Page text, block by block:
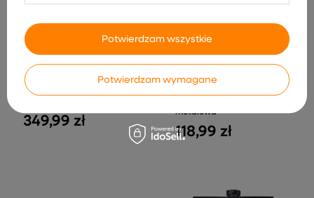
Lampa wisząca Vitoria 4-
punktowa z abażurami nad
349,99 zł
Lampa sufitowa Conti
metalowa
118,99 zł
Potwierdzam wymagane
Potwierdzam wszystkie